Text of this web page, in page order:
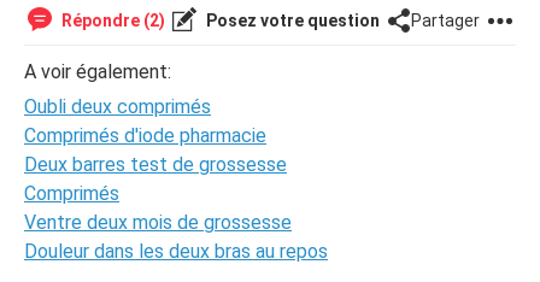
À savoir que ma dernière relation sexuelle date d'il y a 9
jours donc normalement pas de risque de ce côté là. Et
ce matin quand je vous ai écrit j'ai pris le comprimé d'hier
soir oublié
Répondre (2) Posez votre question Partager
A voir également:
Oubli deux comprimés
Comprimés d'iode pharmacie
Deux barres test de grossesse
Comprimés
Ventre deux mois de grossesse
Douleur dans les deux bras au repos